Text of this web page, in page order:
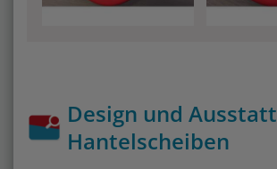
Design und
Hantelscheiben